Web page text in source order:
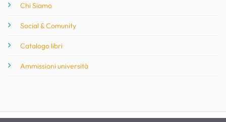
Chi Siamo
Social & Comunity
Catalogo libri
Ammissioni università